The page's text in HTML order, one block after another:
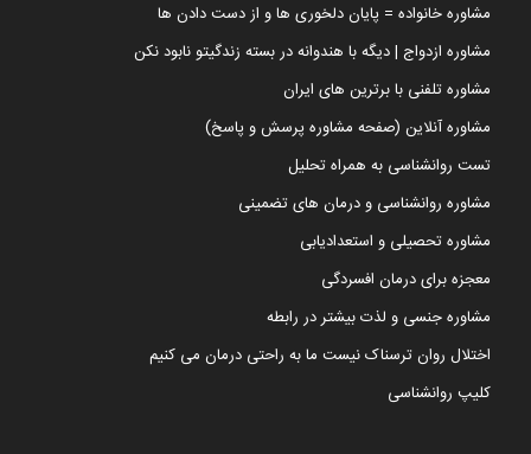
مشاوره خانواده = پایان دلخوری ها و از دست دادن ها
مشاوره ازدواج | دیگه با هندوانه در بسته زندگیتو نابود نکن
مشاوره تلفنی با برترین های ایران
مشاوره آنلاین (صفحه مشاوره پرسش و پاسخ)
تست روانشناسی به همراه تحلیل
مشاوره روانشناسی و درمان های تضمینی
مشاوره تحصیلی و استعدادیابی
معجزه برای درمان افسردگی
مشاوره جنسی و لذت بیشتر در رابطه
اختلال روان ترسناک نیست ما به راحتی درمان می کنیم
کلیپ روانشناسی